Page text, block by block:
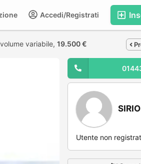
Accedi/Registrati
variabile, 19.500 €
Utente non